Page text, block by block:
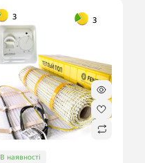
3
-5% в корзині
3
В наявності